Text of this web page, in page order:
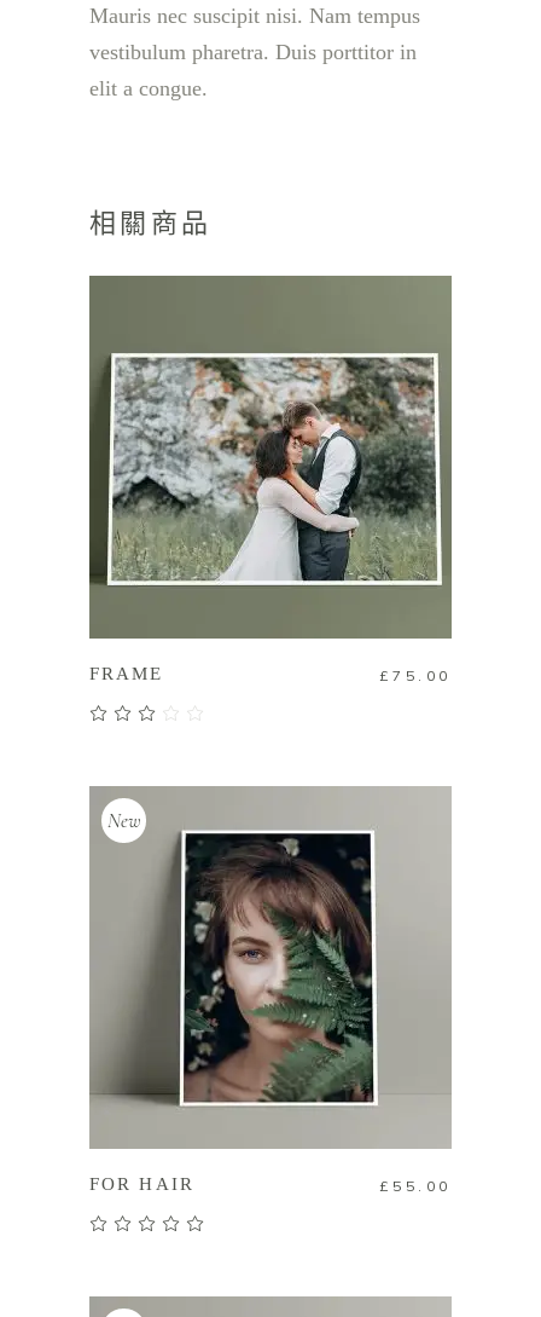
Mauris nec suscipit nisi. Nam tempus
vestibulum pharetra. Duis porttitor in
elit a congue.
相關商品
FRAME £ 75.00
5
New
FOR HAIR £ 55.00